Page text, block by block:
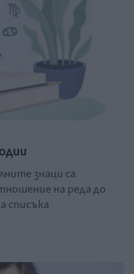
знаци са
на реда до
списъка